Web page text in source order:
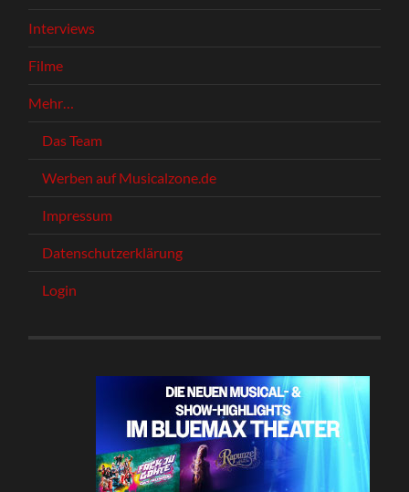
Interviews
Filme
Mehr…
Das Team
Werben auf Musicalzone.de
Impressum
Datenschutzerklärung
Login